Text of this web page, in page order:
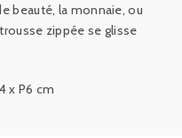
beauté, la monnaie, ou
zippée se glisse
x P6 cm